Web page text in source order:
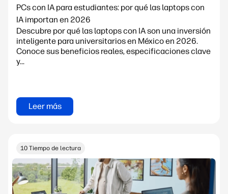
PCs con IA para estudiantes: por qué las laptops con
IA importan en 2026
Descubre por qué las laptops con IA son una inversión
inteligente para universitarios en México en 2026.
Conoce sus beneficios reales, especificaciones clave
y...
Leer más
10 Tiempo de lectura